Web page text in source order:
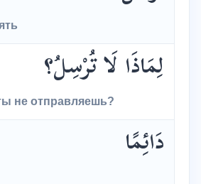
لِمَاذَا لَا تُرْسِلُ؟
не отправляешь?
دَائِمًا